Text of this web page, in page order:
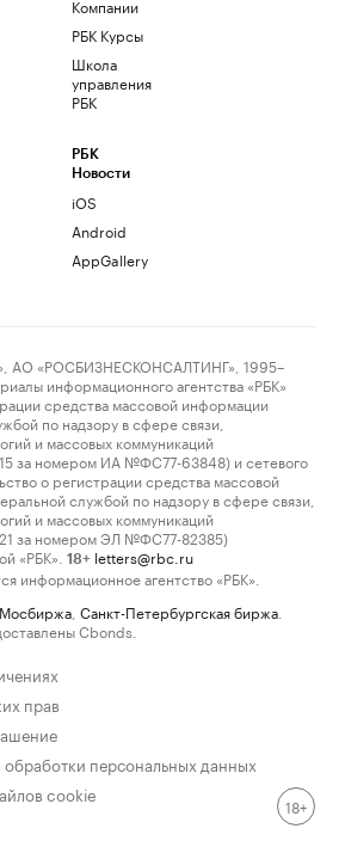
Компании
РБК Курсы
Школа
управления
РБК
РБК
Новости
iOS
Android
AppGallery
«РОСБИЗНЕСКОНСАЛТИНГ», 1995–
информационного агентства «РБК»
средства массовой информации
по надзору в сфере связи,
и массовых коммуникаций
за номером ИА №ФС77-63848) и сетевого
о регистрации средства массовой
службой по надзору в сфере связи,
и массовых коммуникаций
за номером ЭЛ №ФС77-82385)
«РБК».
18+ letters@rbc.ru
информационное агентство «РБК».
Мосбиржа Санкт-Петербургская биржа
Cbonds.
прав
персональных данных
cookie
18+